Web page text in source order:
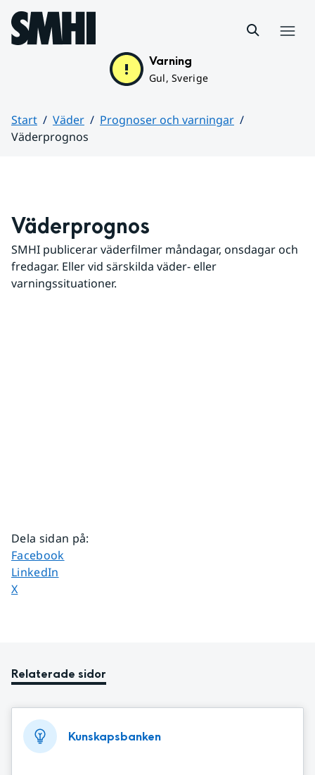
Hoppa till sidans innehåll
Varning
Gul, Sverige
Start Väder
Prognoser och varningar
Väderprognos
Väderprognos
SMHI publicerar väderfilmer måndagar, onsdagar och
fredagar. Eller vid särskilda väder- eller
varningssituationer.
Dela sidan på:
Dela sidan på
Facebook
Dela sidan på
LinkedIn
Dela sidan på
X
Relaterade sidor
Kunskapsbanken